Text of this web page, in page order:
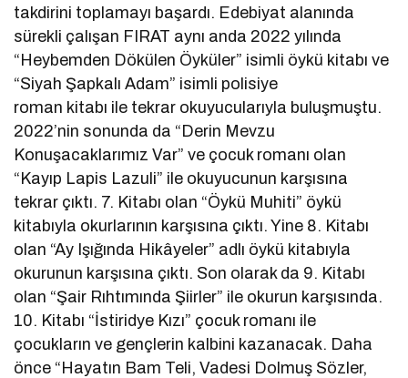
takdirini toplamayı başardı. Edebiyat alanında
sürekli çalışan FIRAT aynı anda 2022 yılında
“Heybemden Dökülen Öyküler” isimli öykü kitabı ve
“Siyah Şapkalı Adam” isimli polisiye
roman kitabı ile tekrar okuyucularıyla buluşmuştu.
2022’nin sonunda da “Derin Mevzu
Konuşacaklarımız Var” ve çocuk romanı olan
“Kayıp Lapis Lazuli” ile okuyucunun karşısına
tekrar çıktı. 7. Kitabı olan “Öykü Muhiti” öykü
kitabıyla okurlarının karşısına çıktı. Yine 8. Kitabı
olan “Ay Işığında Hikâyeler” adlı öykü kitabıyla
okurunun karşısına çıktı. Son olarak da 9. Kitabı
olan “Şair Rıhtımında Şiirler” ile okurun karşısında.
10. Kitabı “İstiridye Kızı” çocuk romanı ile
çocukların ve gençlerin kalbini kazanacak. Daha
önce “Hayatın Bam Teli, Vadesi Dolmuş Sözler,